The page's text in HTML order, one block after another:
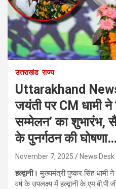
उत्तराखंड राज्य
Uttarakhand
जयंती पर CM धामी ने
सम्मेलन’ का शुभारंभ,
के पुनर्गठन की
November 7, 2025 News Desk
हल्द्वानी।मुख्यमंत्री पुष्कर सिंह धामी
वर्ष के उपलक्ष्य में हल्द्वानी के